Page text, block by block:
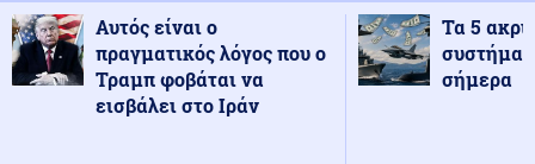
Αυτός είναι ο
πραγματικός λόγος που ο
Τραμπ φοβάται να
εισβάλει στο Ιράν
Τα 5
σήμερα